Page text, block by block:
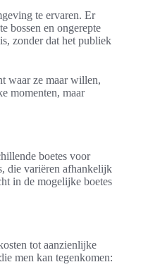
te ervaren. Er
bossen en ongerepte
zonder dat het publiek
waar ze maar willen,
momenten, maar
boetes voor
die variëren afhankelijk
in de mogelijke boetes
tot aanzienlijke
men kan tegenkomen: